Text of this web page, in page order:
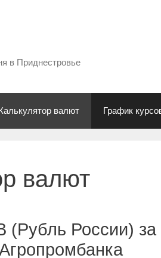
в Приднестровье
валют График
валют
(Рубль России)